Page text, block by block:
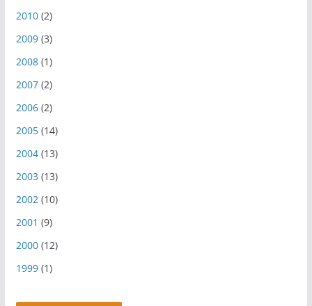
2010(2)
2009(3)
2008(1)
2007(2)
2006(2)
2005(14)
2004(13)
2003 (13)
2002(10)
2001 (9)
2000(12)
1999(1)